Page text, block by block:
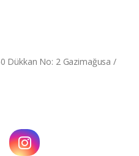
Dükkan No: 2 Gazimağusa /